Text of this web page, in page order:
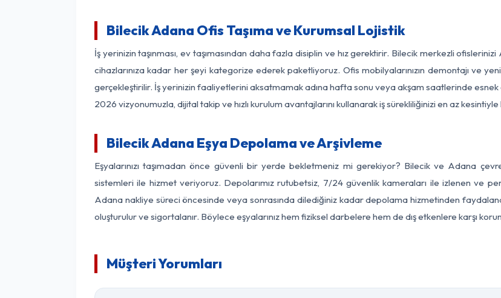
Bilecik Adana Ofis Taşıma ve Kurumsal Lojistik
İş yerinizin taşınması, ev taşımasından daha fazla disiplin ve hız gerektirir. Bilecik merkezli
cihazlarınıza kadar her şeyi kategorize ederek paketliyoruz. Ofis mobilyalarınızın demontajı ve
gerçekleştirilir. İş yerinizin faaliyetlerini aksatmamak adına hafta sonu veya akşam saatlerinde esnek
2026 vizyonumuzla, dijital takip ve hızlı kurulum avantajlarını kullanarak iş sürekliliğinizi en az
Bilecik Adana Eşya Depolama ve Arşivleme
Eşyalarınızı taşımadan önce güvenli bir yerde bekletmeniz mi gerekiyor? Bilecik ve Adana
sistemleri ile hizmet veriyoruz. Depolarımız rutubetsiz, 7/24 güvenlik kameraları ile izlenen ve
Adana nakliye süreci öncesinde veya sonrasında dilediğiniz kadar depolama hizmetinden
oluşturulur ve sigortalanır. Böylece eşyalarınız hem fiziksel darbelere hem de dış etkenlere karşı
Müşteri Yorumları